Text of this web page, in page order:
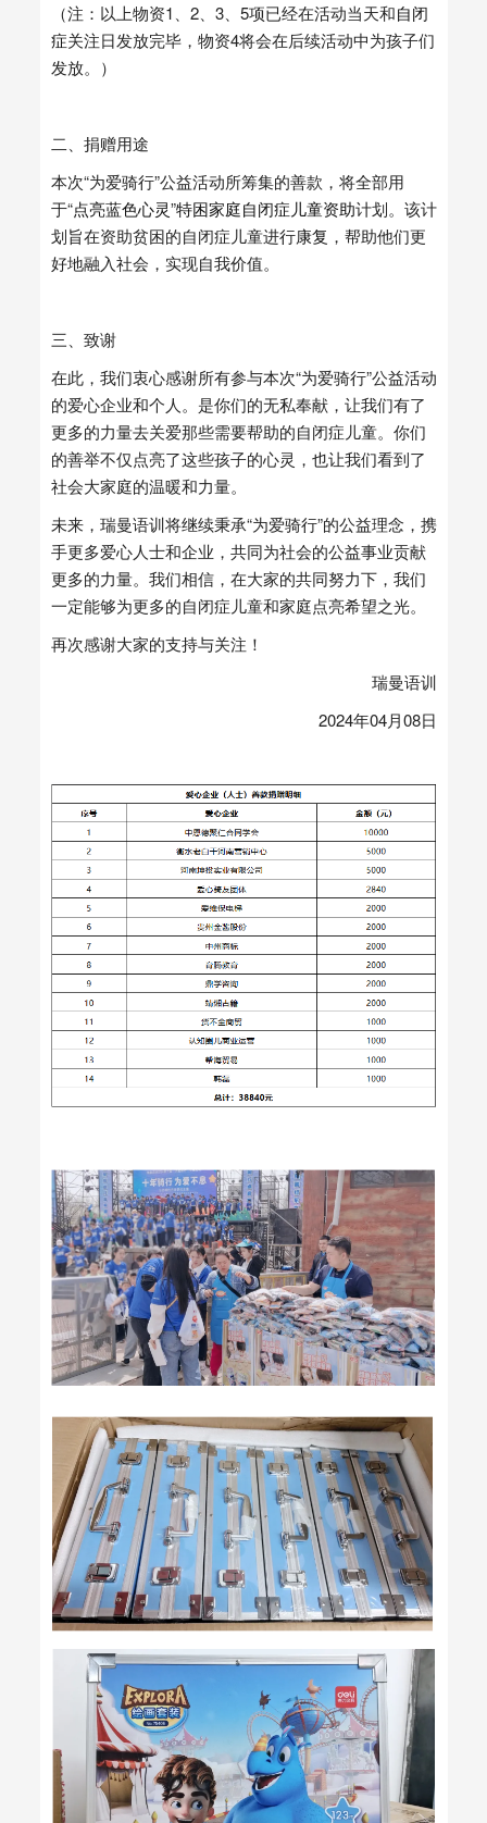
（注：以上物资1、2、3、5项已经在活动当天和自闭
症关注日发放完毕，物资4将会在后续活动中为孩子们
发放。）
二、捐赠用途
本次“为爱骑行”公益活动所筹集的善款，将全部用
于“点亮蓝色心灵”特困家庭自闭症儿童资助计划。该计
划旨在资助贫困的自闭症儿童进行康复 ，帮助他们更
好地融入社会，实现自我价值。
三、致谢
在此，我们衷心感谢所有参与本次“为爱骑行”公益活动
的爱心企业和个人。是你们的无私奉献，让我们有了
更多的力量去关爱那些需要帮助的自闭症儿童。你们
的善举不仅点亮了这些孩子的心灵，也让我们看到了
社会大家庭的温暖和力量。
未来，瑞曼语训将继续秉承“为爱骑行”的公益理念，携
手更多爱心人士和企业，共同为社会的公益事业贡献
更多的力量。我们相信，在大家的共同努力下，我们
一定能够为更多的自闭症儿童和家庭点亮希望之光。
再次感谢大家的支持与关注！
瑞曼语训
2024年04月08日